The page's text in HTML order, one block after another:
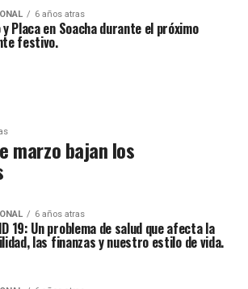
6 años atras
y Placa en Soacha durante el próximo
festivo.
marzo bajan los
6 años atras
19: Un problema de salud que afecta la
las finanzas y nuestro estilo de vida.